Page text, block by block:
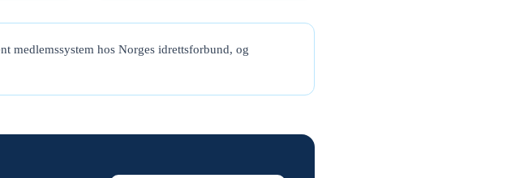
medlemssystem hos Norges idrettsforbund, og